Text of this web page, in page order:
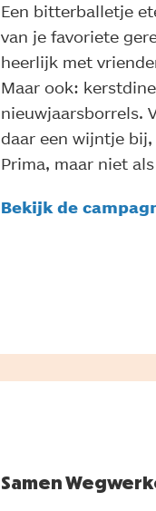
Een bitterballetje
van je favoriete
heerlijk met
Maar ook:
nieuwjaarsborrels.
daar een wijntje
Prima, maar niet
Bekijk de
Samen